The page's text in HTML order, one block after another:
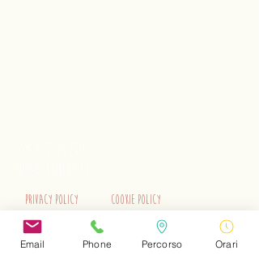
Privacy Policy Cookie Policy
EN Privacy Policy EN Cookie Policy
Email Phone Percorso Orari